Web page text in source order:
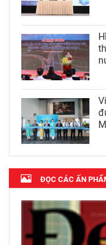
ĐỌC CÁC ẤN